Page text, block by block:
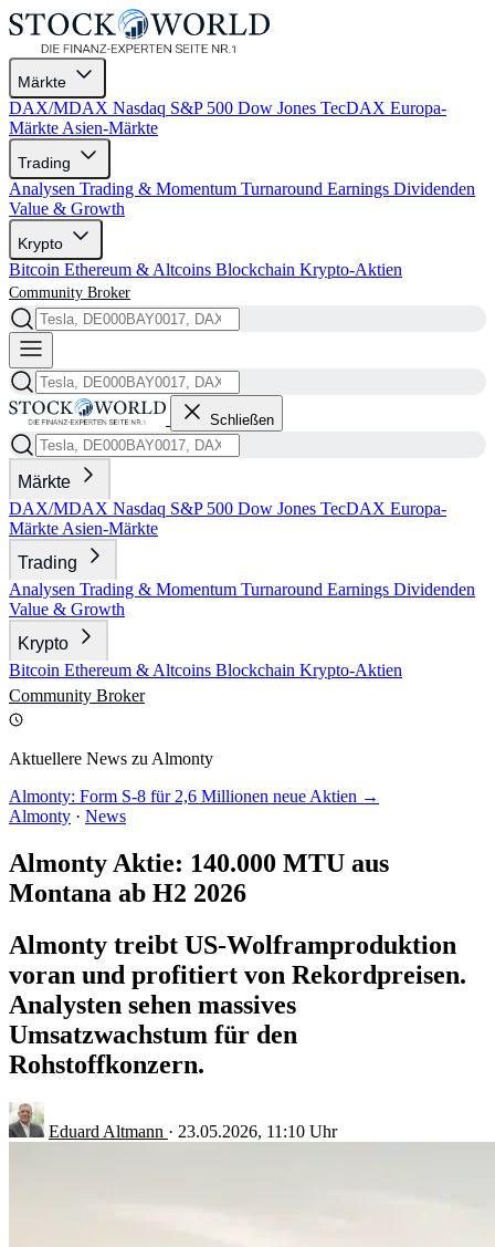
Märkte
DAX/MDAX Nasdaq S&P 500 Dow Jones TecDAX Europa-
Märkte Asien-Märkte
Trading
Analysen Trading & Momentum Turnaround Earnings Dividenden
Value & Growth
Krypto
Bitcoin Ethereum & Altcoins Blockchain Krypto-Aktien
Community Broker
Schließen
Märkte
DAX/MDAX Nasdaq S&P 500 Dow Jones TecDAX Europa-
Märkte Asien-Märkte
Trading
Analysen Trading & Momentum Turnaround Earnings Dividenden
Value & Growth
Krypto
Bitcoin Ethereum & Altcoins Blockchain Krypto-Aktien
Community Broker
Aktuellere News zu Almonty
Almonty: Form S-8 für 2,6 Millionen neue Aktien →
Almonty · News
Almonty Aktie: 140.000 MTU aus
Montana ab H2 2026
Almonty treibt US-Wolframproduktion
voran und profitiert von Rekordpreisen.
Analysten sehen massives
Umsatzwachstum für den
Rohstoffkonzern.
Eduard Altmann · 23.05.2026, 11:10 Uhr